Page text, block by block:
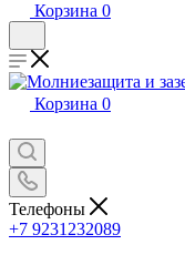
Корзина 0
Корзина 0
Телефоны
+7 9231232089